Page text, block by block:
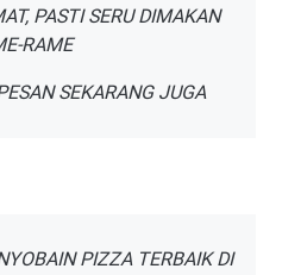
PASTI SERU DIMAKAN
RAME
SEKARANG JUGA
PIZZA TERBAIK DI